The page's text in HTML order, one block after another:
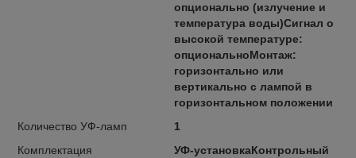
опционально (излучение и
температура воды)Сигнал о
высокой температуре:
опциональноМонтаж:
горизонтально или
вертикально с лампой в
горизонтальном положении
Количество УФ-ламп
1
Комплектация
УФ-установкаКонтрольный